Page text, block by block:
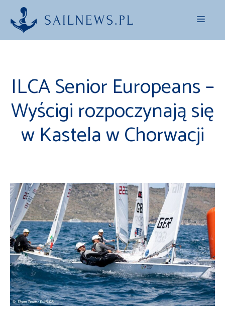
Przejdź
treści
Menu
ILCA Senior Europeans –
Wyścigi rozpoczynają się
w Kastela w Chorwacji